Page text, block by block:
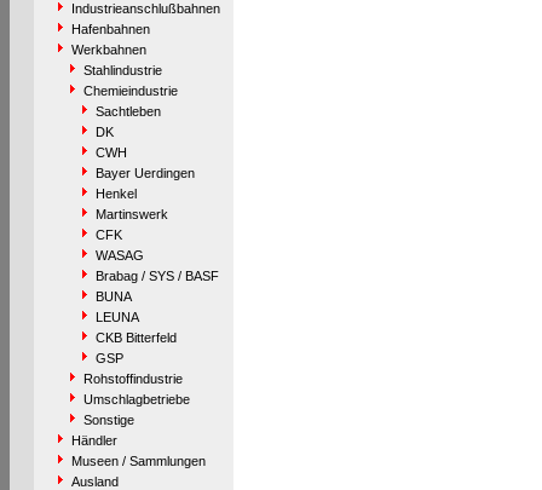
Industrieanschlußbahnen
Hafenbahnen
Werkbahnen
Stahlindustrie
Chemieindustrie
Sachtleben
DK
CWH
Bayer Uerdingen
Henkel
Martinswerk
CFK
WASAG
Brabag / SYS / BASF
BUNA
LEUNA
CKB Bitterfeld
GSP
Rohstoffindustrie
Umschlagbetriebe
Sonstige
Händler
Museen / Sammlungen
Ausland